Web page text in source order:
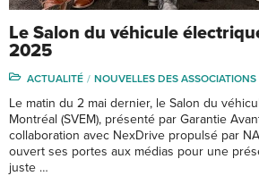
Le Salon du véhicule
2025
ACTUALITÉ NOUVELLES DES ASSOCIATIONS
Le matin du 2 mai dernier, le Salon du
Montréal (SVEM), présenté par Garantie
collaboration avec NexDrive propulsé par
ouvert ses portes aux médias pour une
juste …